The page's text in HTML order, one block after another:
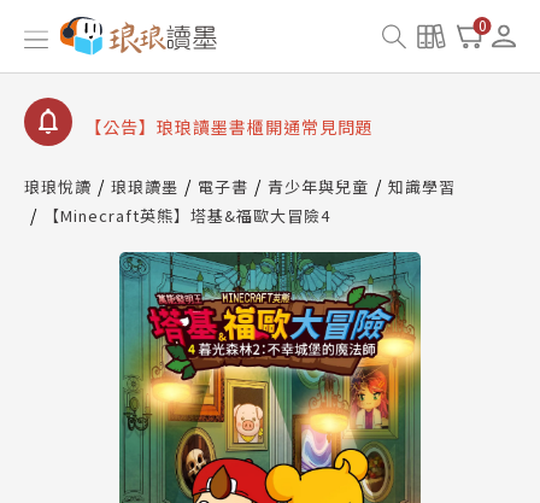
0
【公告】因 Readmoo 讀墨系統維護中，本站同步暫
停部分閱讀服務
【公告】琅琅讀墨數位閱讀資產合併與書櫃開通申請
【公告】琅琅讀墨書櫃開通常見問題
請圖文教學
【公告】琅琅書店服務升級重要說明及資產合併結果
查詢
【公告】因 Readmoo 讀墨系統維護中，本站同步暫
停部分閱讀服務
琅琅悅讀 琅琅讀墨 電子書 青少年與兒童
知識學習
【Minecraft英熊】塔基&福歐大冒險4